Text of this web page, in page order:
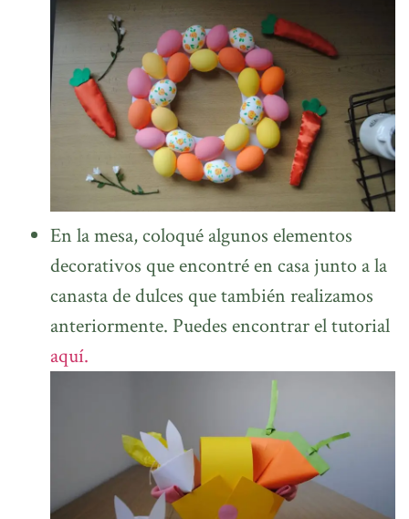
En la mesa, coloqué algunos elementos
decorativos que encontré en casa junto a la
canasta de dulces que también realizamos
anteriormente. Puedes encontrar el tutorial
aquí.